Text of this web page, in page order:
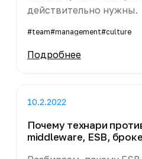
действительно нужны.
#team#management#culture
Подробнее
10.2.2022
Почему технари
middleware, ESB,